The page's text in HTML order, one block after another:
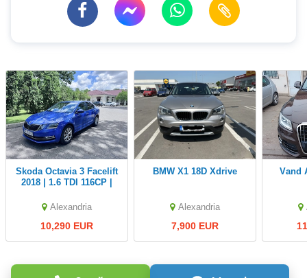
Skoda Octavia 3 Facelift
2018 | 1.6 TDI 116CP |
Alexandria
10,290 EUR
BMW X1 18D Xdrive
Alexandria
7,900 EUR
Vand Audi Q5 Diesel